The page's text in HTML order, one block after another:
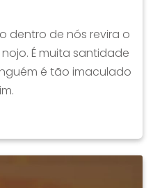
dentro de nós revira o
É muita santidade
é tão imaculado